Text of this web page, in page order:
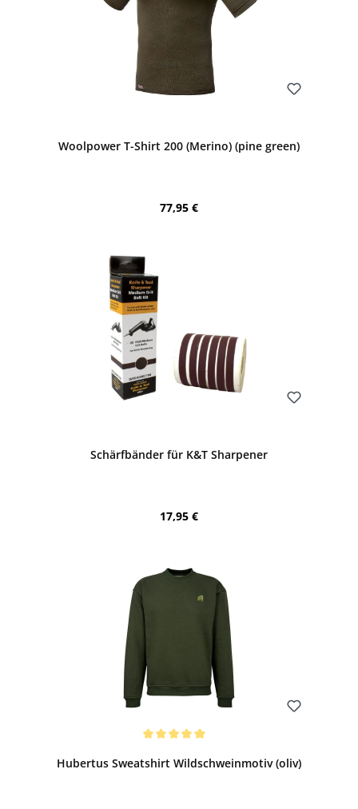
Woolpower T-Shirt 200 (Merino) (pine green)
Regulärer Preis:
77,95 €
Schärfbänder für K&T Sharpener
Regulärer Preis:
17,95 €
Hubertus Sweatshirt Wildschweinmotiv (oliv)